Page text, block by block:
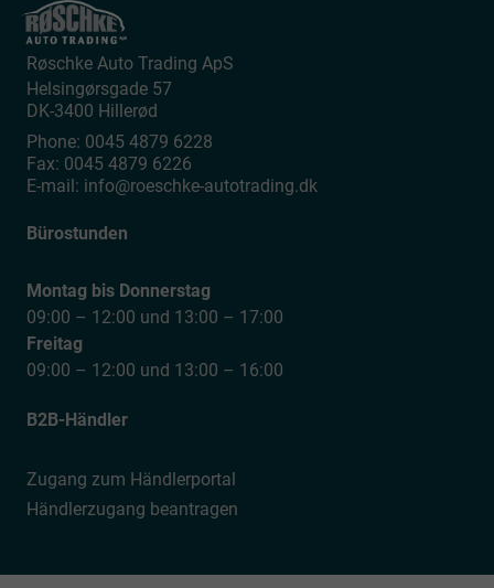
Røschke Auto Trading ApS
Helsingørsgade 57
DK-3400 Hillerød
Phone: 0045 4879 6228
Fax: 0045 4879 6226
E-mail: info@roeschke-autotrading.dk
Bürostunden
Montag bis Donnerstag
09:00 – 12:00 und 13:00 – 17:00
Freitag
09:00 – 12:00 und 13:00 – 16:00
B2B-Händler
Zugang zum Händlerportal
Händlerzugang beantragen